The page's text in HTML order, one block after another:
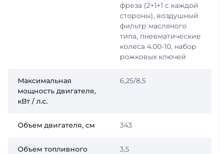
фреза (2+1+1 с каждой
стороны), воздушный
фильтр масляного
типа, пневматические
колеса 4.00-10, набор
рожковых ключей
Максимальная
мощность двигателя,
кВт / л.с.
6,25/8,5
Объем двигателя, см 343
Объем топливного
3,5